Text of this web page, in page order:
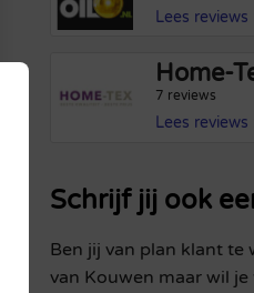
Lees reviews
Home-
7 reviews
Lees reviews
Schrijf jij ook
Ben jij van plan klant te
van Kouwen maar wil